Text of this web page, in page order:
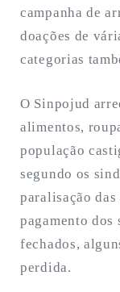
campanha de
doações de
categorias
O Sinpojud
alimentos,
população
segundo os
paralisação
pagamento dos
fechados,
perdida.